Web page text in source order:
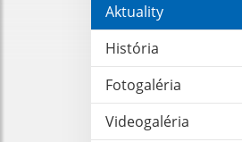
Aktuality
História
Fotogaléria
Videogaléria